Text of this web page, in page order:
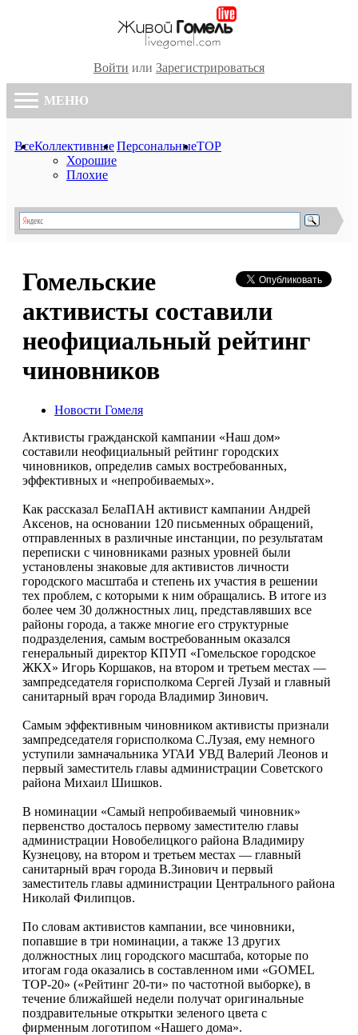
Войти или Зарегистрироваться
МЕНЮ
ВсеКоллективные
Хорошие
Плохие
ПерсональныеTOP
Гомельские
активисты составили
неофициальный рейтинг
чиновников
Новости Гомеля
Активисты гражданской кампании «Наш дом»
составили неофициальный рейтинг городских
чиновников, определив самых востребованных,
эффективных и «непробиваемых».
Как рассказал БелаПАН активист кампании Андрей
Аксенов, на основании 120 письменных обращений,
отправленных в различные инстанции, по результатам
переписки с чиновниками разных уровней были
установлены знаковые для активистов личности
городского масштаба и степень их участия в решении
тех проблем, с которыми к ним обращались. В итоге из
более чем 30 должностных лиц, представлявших все
районы города, а также многие его структурные
подразделения, самым востребованным оказался
генеральный директор КПУП «Гомельское городское
ЖКХ» Игорь Коршаков, на втором и третьем местах —
зампредседателя горисполкома Сергей Лузай и главный
санитарный врач города Владимир Зинович.
Самым эффективным чиновником активисты признали
зампредседателя горисполкома С.Лузая, ему немного
уступили замначальника УГАИ УВД Валерий Леонов и
первый заместитель главы администрации Советского
района Михаил Шишков.
В номинации «Самый непробиваемый чиновник»
первенство досталось первому заместителю главы
администрации Новобелицкого района Владимиру
Кузнецову, на втором и третьем местах — главный
санитарный врач города В.Зинович и первый
заместитель главы администрации Центрального района
Николай Филипцов.
По словам активистов кампании, все чиновники,
попавшие в три номинации, а также 13 других
должностных лиц городского масштаба, которые по
итогам года оказались в составленном ими «GOMEL
TOP-20» («Рейтинг 20-ти» по частотной выборке), в
течение ближайшей недели получат оригинальные
поздравительные открытки зеленого цвета с
фирменным логотипом «Нашего дома».